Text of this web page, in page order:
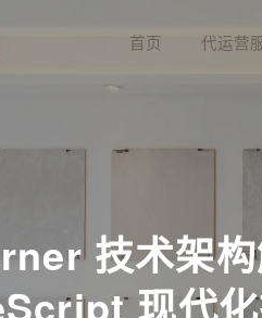
首页 代运营
技术架
现代